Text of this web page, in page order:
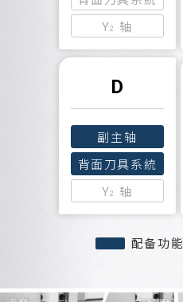
Y2 轴
D
副主轴
背面刀具系統
Y2 轴
配备功能